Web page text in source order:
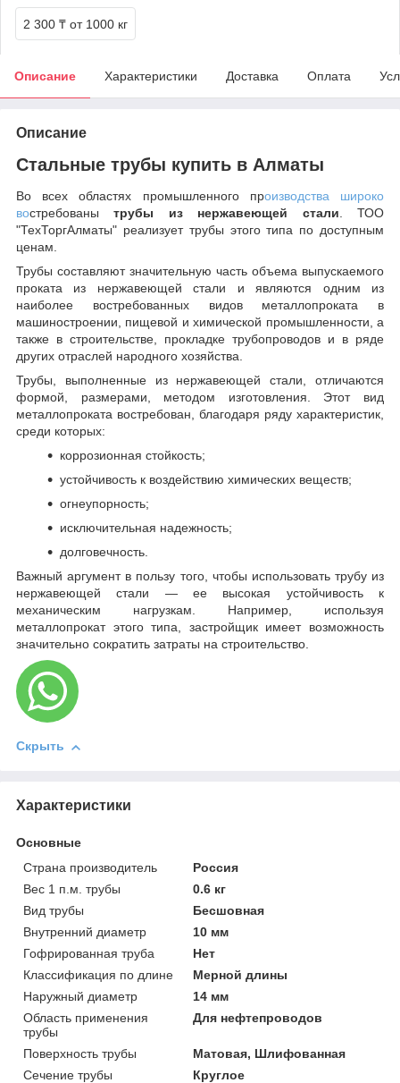
2 300 ₸ от 1000 кг
Описание Характеристики Доставка Оплата
Описание
Стальные трубы купить в Алматы
Во всех областях промышленного производства широко
востребованытрубы из нержавеющей стали. ТОО
"ТехТоргАлматы" реализует трубы этого типа по доступным
ценам.
Трубы составляют значительную часть объема выпускаемого
проката из нержавеющей стали и являются одним из
наиболее востребованных видов металлопроката в
машиностроении, пищевой и химической промышленности, а
также в строительстве, прокладке трубопроводов и в ряде
других отраслей народного хозяйства.
Трубы, выполненные из нержавеющей стали, отличаются
формой, размерами, методом изготовления. Этот вид
металлопроката востребован, благодаря ряду характеристик,
среди которых:
коррозионная стойкость;
устойчивость к воздействию химических веществ;
огнеупорность;
исключительная надежность;
долговечность.
Важный аргумент в пользу того, чтобы использовать трубу из
нержавеющей стали — ее высокая устойчивость к
механическим нагрузкам. Например, используя
металлопрокат этого типа, застройщик имеет возможность
значительно сократить затраты на строительство.
Скрыть
Характеристики
Основные
Страна производитель
Россия
Вес 1 п.м. трубы
0.6 кг
Вид трубы
Бесшовная
Внутренний диаметр
10 мм
Гофрированная труба
Нет
Классификация по длине
Мерной длины
Наружный диаметр
14 мм
Область применения
трубы
Для нефтепроводов
Поверхность трубы
Матовая, Шлифованная
Сечение трубы
Круглое